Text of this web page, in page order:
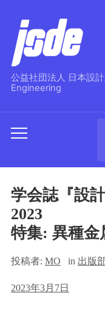
公益社団法人 日本設
Engineering
Toggle
menu
学会誌『設
2023
特集: 異種金
投稿者: MO in 出版
2023年3月7日